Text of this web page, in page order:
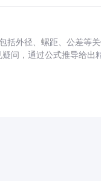
括外径、螺距、公差等
问，通过公式推导给